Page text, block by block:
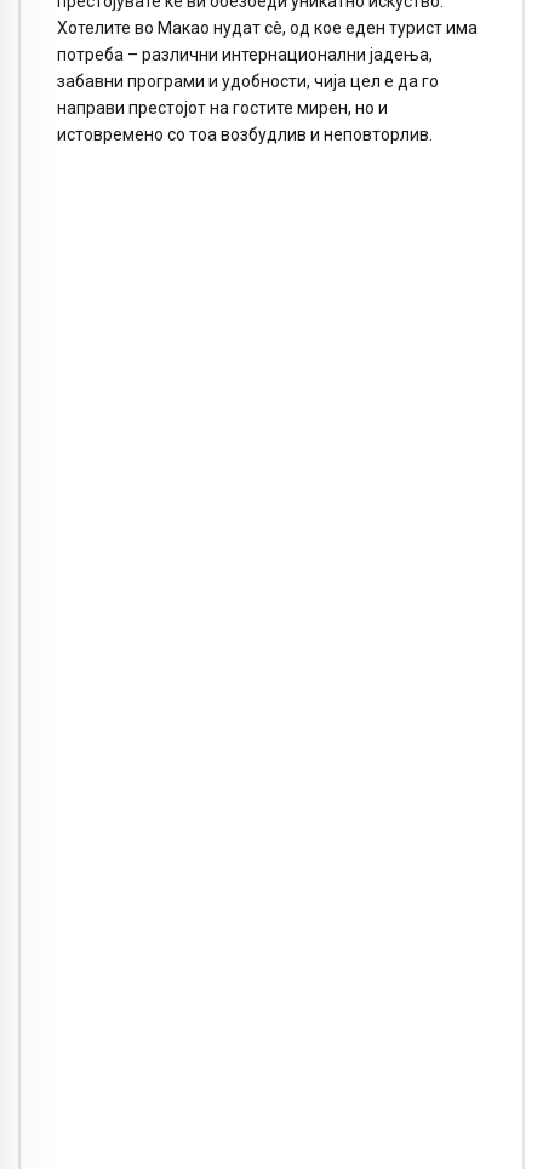
Хотелите во Макао нудат сè, од кое еден турист има
потреба – различни интернационални јадења,
забавни програми и удобности, чија цел е да го
направи престојот на гостите мирен, но и
истовремено со тоа возбудлив и неповторлив.